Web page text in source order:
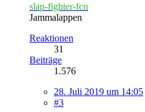
slap-fighter-fcn
Jammalappen
Reaktionen
31
Beiträge
1.576
28. Juli 2019 um 14:05
#3